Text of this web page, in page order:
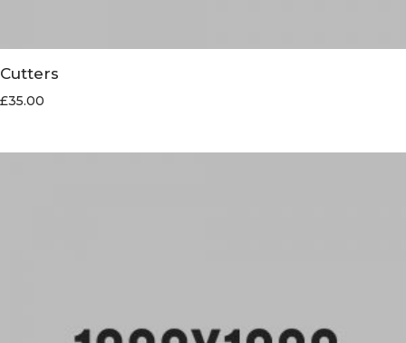
Cutters
£35.00